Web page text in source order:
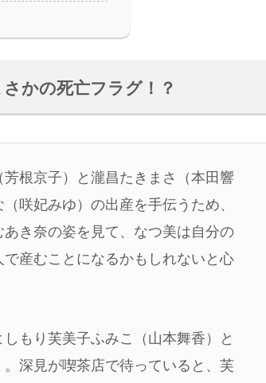
かの死亡フラグ！？
根京子）と瀧昌たきまさ（本田響
咲妃みゆ）の出産を手伝うため、
き奈の姿を見て、なつ美は自分の
産むことになるかもしれないと心
もり芙美子ふみこ（山本舞香）と
深見が喫茶店で待っていると、芙